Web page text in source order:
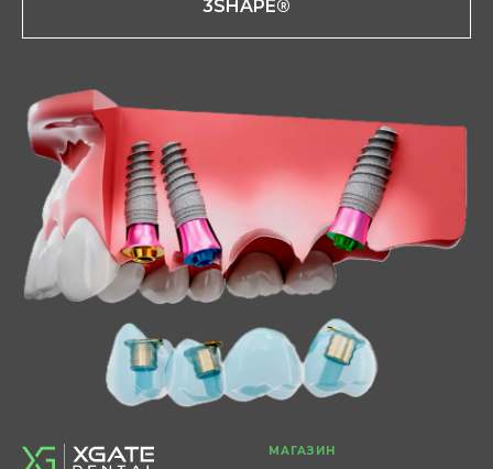
3SHAPE®
МАГАЗИН